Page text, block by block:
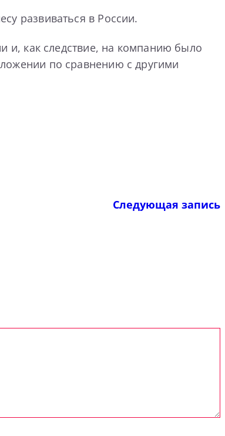
развиваться в России.
и, как следствие, на компанию было
по сравнению с другими
Следующая запись